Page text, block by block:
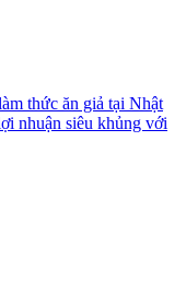
thức ăn giả tại Nhật
nhuận siêu khủng với